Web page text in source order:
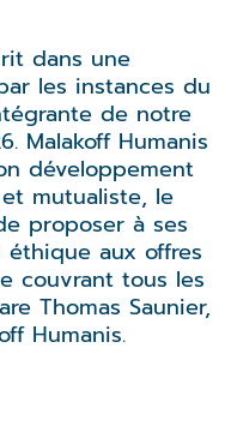
dans une
les instances du
de notre
Malakoff Humanis
développement
mutualiste, le
proposer à ses
aux offres
couvrant tous les
Thomas Saunier,
Humanis.